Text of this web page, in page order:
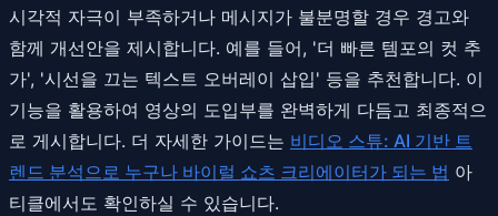
시각적 자극이 부족하거나 메시지가 불분명할 경우 경고와
함께 개선안을 제시합니다. 예를 들어, '더 빠른 템포의 컷 추
가', '시선을 끄는 텍스트 오버레이 삽입' 등을 추천합니다. 이
기능을 활용하여 영상의 도입부를 완벽하게 다듬고 최종적으
로 게시합니다. 더 자세한 가이드는 비디오 스튜: AI 기반 트
렌드 분석으로 누구나 바이럴 쇼츠 크리에이터가 되는 법 아
티클에서도 확인하실 수 있습니다.